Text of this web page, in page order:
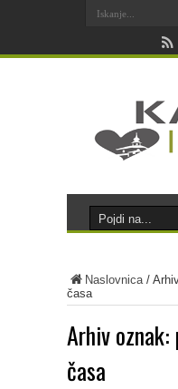
Naslovnica/
časa
Arhiv oznak:
časa